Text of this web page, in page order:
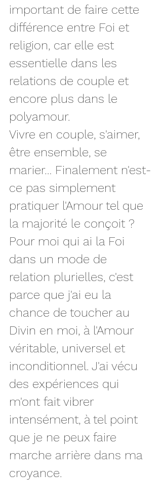
important de faire cette
différence entre Foi et
religion, car elle est
essentielle dans les
relations de couple et
encore plus dans le
polyamour.
Vivre en couple, s'aimer,
être ensemble, se
marier… Finalement n'est-
ce pas simplement
pratiquer l'Amour tel que
la majorité le conçoit ?
Pour moi qui ai la Foi
dans un mode de
relation plurielles, c'est
parce que j'ai eu la
chance de toucher au
Divin en moi, à l'Amour
véritable, universel et
inconditionnel. J'ai vécu
des expériences qui
m'ont fait vibrer
intensément, à tel point
que je ne peux faire
marche arrière dans ma
croyance.